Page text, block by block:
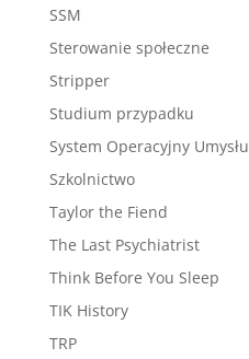
SSM
Sterowanie społeczne
Stripper
Studium przypadku
System Operacyjny Umysłu
Szkolnictwo
Taylor the Fiend
The Last Psychiatrist
Think Before You Sleep
TIK History
TRP